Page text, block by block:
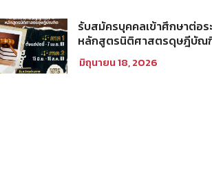
รับสมัครบุคคลเข้าศึกษาต่อ
หลักสูตรนิติศาสตรดุษฎีบัณ
มหาวิทยาลัยธรรมศาสตร์ ปร
ที่ 2 ปีการศึกษา 2569
มิถุนายน 18, 2026